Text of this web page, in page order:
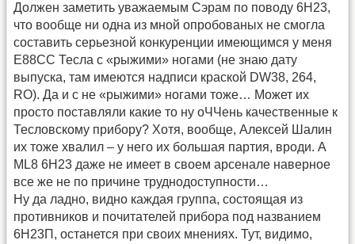
Должен заметить уважаемым Сэрам по поводу 6Н23,
что вообще ни одна из мной опробованых не смогла
составить серьезной конкуренции имеющимся у меня
Е88СС Тесла с «рыжими» ногами (не знаю дату
выпуска, там имеются надписи краской DW38, 264,
RO). Да и с не «рыжими» ногами тоже… Может их
просто поставляли какие то ну оЧЧень качественные к
Тесловскому прибору? Хотя, вообще, Алексей Шалин
их тоже хвалил – у него их большая партия, вроди. А
ML8 6Н23 даже не имеет в своем арсенале наверное
все же не по причине труднодоступности…
Ну да ладно, видно каждая группа, состоящая из
противников и почитателей прибора под названием
6Н23П, останется при своих мнениях. Тут, видимо,